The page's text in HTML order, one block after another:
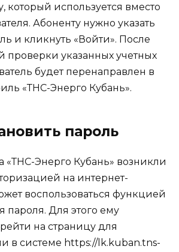
который используется вместо
Абоненту нужно указать
и кликнуть «Войти». После
проверки указанных учетных
будет перенаправлен в
«ТНС-Энерго Кубань».
пароль
«ТНС-Энерго Кубань» возникли
на интернет-
воспользоваться функцией
пароля. Для этого ему
на страницу для
в системе https://lk.kuban.tns-